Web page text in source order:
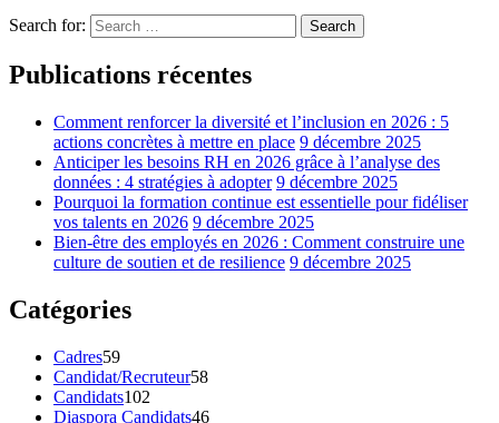
Search for: Search
Publications récentes
Comment renforcer la diversité et l’inclusion en 2026 : 5
actions concrètes à mettre en place 9 décembre 2025
Anticiper les besoins RH en 2026 grâce à l’analyse des
données : 4 stratégies à adopter 9 décembre 2025
Pourquoi la formation continue est essentielle pour fidéliser
vos talents en 2026 9 décembre 2025
Bien-être des employés en 2026 : Comment construire une
culture de soutien et de resilience 9 décembre 2025
Catégories
Cadres59
Candidat/Recruteur58
Candidats102
Diaspora Candidats46